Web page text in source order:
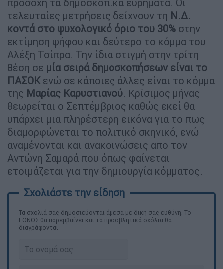
προσοχή τα δημοσκοπικά ευρήματα. Οι
τελευταίες μετρήσεις δείχνουν τη Ν.Δ.
κοντά στο ψυχολογικό όριο του 30% στην
εκτίμηση ψήφου και δεύτερο το κόμμα του
Αλέξη Τσίπρα. Την ίδια στιγμή στην τρίτη
θέση σε μία σειρά δημοσκοπήσεων είναι το
ΠΑΣΟΚ ενώ σε κάποιες άλλες είναι το κόμμα
της Μαρίας Καρυστιανού. Κρίσιμος μήνας
θεωρείται ο Σεπτέμβριος καθώς εκεί θα
υπάρχει μια πληρέστερη εικόνα για το πως
διαμορφώνεται το πολιτικό σκηνικό, ενώ
αναμένονται και ανακοινώσεις απο τον
Αντώνη Σαμαρά που όπως φαίνεται
ετοιμάζεται για την δημιουργία κόμματος.
Τα σχολιά σας δημοσιεύονται άμεσα με δική σας ευθύνη. Το
ΕΘΝΟΣ θα παρεμβαίνει και τα προσβλητικά σχόλια θα
διαγράφονται